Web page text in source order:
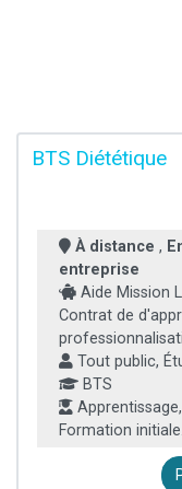
BTS Diététique
À distance ,
entreprise
Aide Mission
Contrat de
Tout public,
BTS
Formation